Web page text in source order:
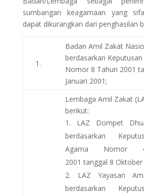
sumbangan keagamaan yang
dapat dikurangkan dari penghasilan
1.
Badan Amil Zakat
berdasarkan Keputusan
Nomor 8 Tahun 2001
Januari 2001;
Lembaga Amil Zakat
berikut:
LAZ Dompet
berdasarkan
Agama Nomor
2001 tanggal 8 Oktober
LAZ Yayasan
berdasarkan